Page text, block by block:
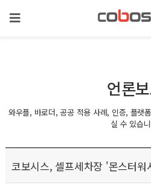
언론
와우플, 바로더, 공공 적용 사례, 인증, 플랫
실 수 있습
코보시스, 셀프세차장 '몬스터